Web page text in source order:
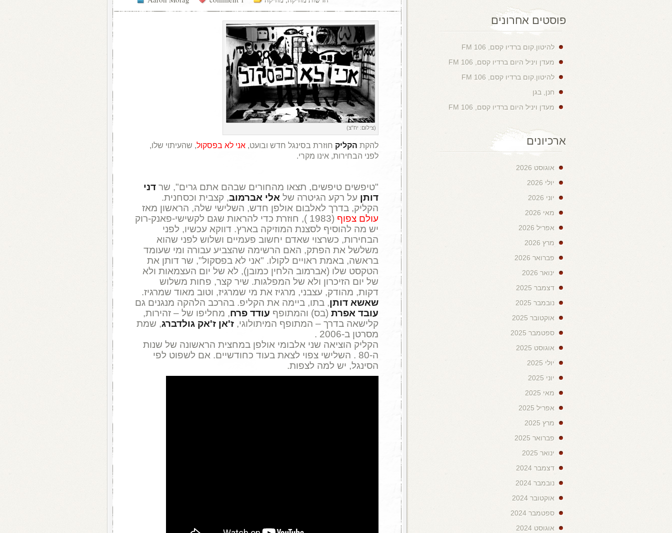
(צילום: יח"צ)
להקת הקליק חוזרת בסינגל חדש ובועט, אני לא בפסקול, שהעיתוי שלו,
לפני הבחירות, אינו מקרי.
"טיפשים טיפשים, תצאו מהחורים שבהם אתם גרים", שר דני
דותן על רקע הגיטרה של אלי אברמוב, קצבית וכסחנית.
הקליק, בדרך לאלבום אולפן חדש, השלישי שלה, הראשון מאז
עולם צפוף
(1983 ), חוזרת כדי להראות שגם לקשישי-פאנק-רוק
יש מה להוסיף לסצנת המוזיקה בארץ. דווקא עכשיו, לפני
הבחירות, כשרצוי שאדם יחשוב פעמיים ושלוש לפני שהוא
משלשל את הפתק, האם הרשימה שהצביע עבורה ומי שעומד
בראשה, באמת ראויים לקולו. "אני לא בפסקול", שר דותן את
הטקסט שלו (אברמוב הלחין כמובן), לא של יום העצמאות ולא
של יום הזיכרון ולא של המפלגות. שיר קצר, פחות משלוש
דקות, מהודק, עצבני, מרגיז את מי שמרגיז, וטוב מאוד שמרגיז.
שאשא דותן, בתו, ביימה את הקליפ. בהרכב הלהקה מנגנים גם
עובד אפרת (בס) והמתופף עודד פרח, מחליפו של – זהירות,
קלישאה בדרך – המתופף המיתולוגי, ז'אן ז'אק גולדברג, שמת
מסרטן ב-2006 .
הקליק הוציאה שני אלבומי אולפן במחצית הראשונה של שנות
ה-80 . השלישי צפוי לצאת בעוד כחודשיים. אם לשפוט לפי
הסינגל, יש למה לצפות.
פוסטים אחרונים
להיטון.קום ברדיו קסם, 106 FM
מעדן ויניל היום ברדיו קסם, 106 FM
להיטון.קום ברדיו קסם, 106 FM
חנן, בגן
מעדן ויניל היום ברדיו קסם, 106 FM
ארכיונים
אוגוסט 2026
יולי 2026
יוני 2026
מאי 2026
אפריל 2026
מרץ 2026
פברואר 2026
ינואר 2026
דצמבר 2025
נובמבר 2025
אוקטובר 2025
ספטמבר 2025
אוגוסט 2025
יולי 2025
יוני 2025
מאי 2025
אפריל 2025
מרץ 2025
פברואר 2025
ינואר 2025
דצמבר 2024
נובמבר 2024
אוקטובר 2024
ספטמבר 2024
אוגוסט 2024